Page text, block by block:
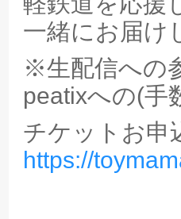
一緒にお届け
※生配信への
peatixへの(手
チケットお申
https://